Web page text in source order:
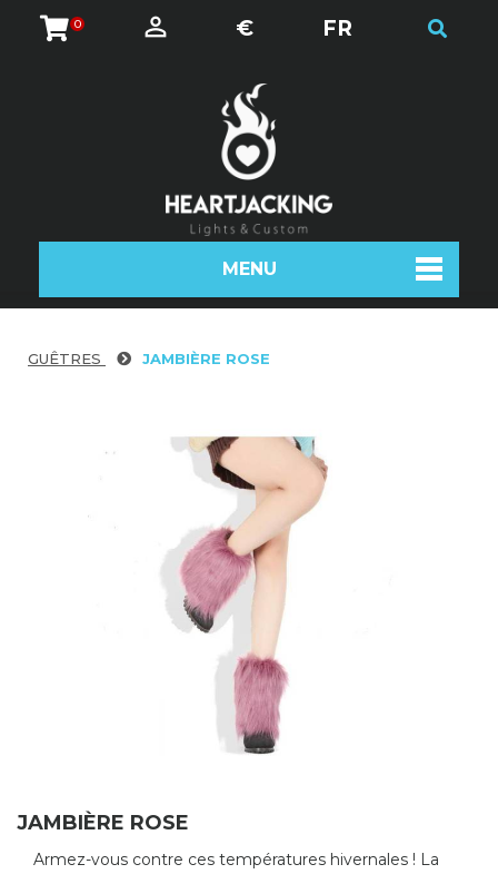
0 € FR
MENU
GUÊTRES JAMBIÈRE ROSE
JAMBIÈRE ROSE
Armez-vous contre ces températures hivernales ! La